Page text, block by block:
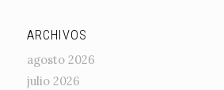
ARCHIVOS
agosto 2026
julio 2026